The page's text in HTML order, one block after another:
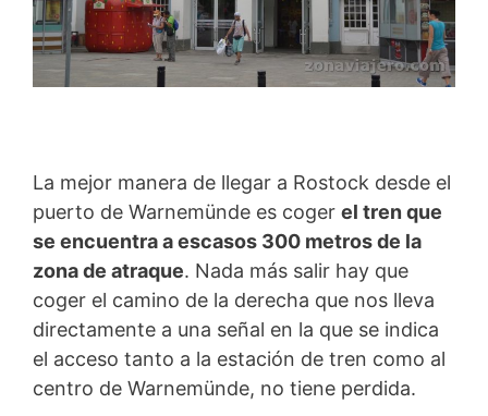
La mejor manera de llegar a Rostock desde el
puerto de Warnemünde es coger el tren que
se encuentra a escasos 300 metros de la
zona de atraque. Nada más salir hay que
coger el camino de la derecha que nos lleva
directamente a una señal en la que se indica
el acceso tanto a la estación de tren como al
centro de Warnemünde, no tiene perdida.